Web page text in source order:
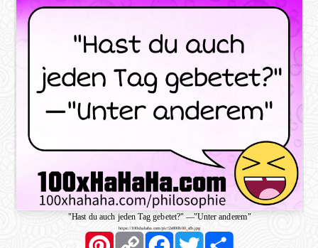
"Hast du auch jeden Tag gebetet?" —"Unter anderem"
https://100xhahaha.com/pic!2e800b00_sfb.jpg
PinterestCopy
Link
FacebookTwitter Share